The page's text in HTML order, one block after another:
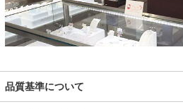
品質基準について